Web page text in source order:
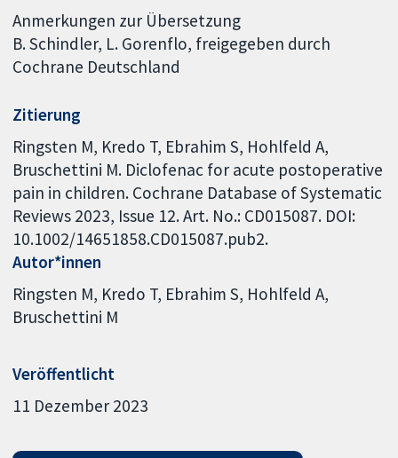
Anmerkungen zur Übersetzung
B. Schindler, L. Gorenflo, freigegeben durch
Cochrane Deutschland
Zitierung
Ringsten M, Kredo T, Ebrahim S, Hohlfeld A,
Bruschettini M. Diclofenac for acute postoperative
pain in children. Cochrane Database of Systematic
Reviews 2023, Issue 12. Art. No.: CD015087. DOI:
10.1002/14651858.CD015087.pub2.
Autor*innen
Ringsten M Kredo T Ebrahim S Hohlfeld A
Bruschettini M
Veröffentlicht
11 Dezember 2023